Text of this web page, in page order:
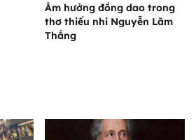
Âm hưởng đồng dao trong
thơ thiếu nhi Nguyễn Lãm
Thắng